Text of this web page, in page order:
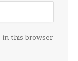
in this browser